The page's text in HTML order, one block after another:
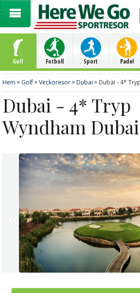
Golf Fotboll Sport Padel
Hem » Golf»Veckoresor»Dubai » Dubai - 4*
Dubai - 4* Tryp
Wyndham Dubai